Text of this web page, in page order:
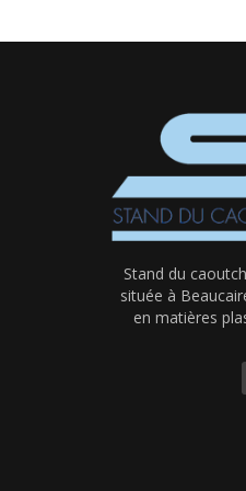
Stand du
située à
en matières